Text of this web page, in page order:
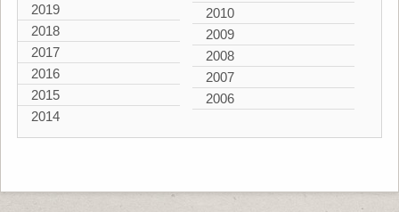
2019
2018
2017
2016
2015
2014
2010
2009
2008
2007
2006